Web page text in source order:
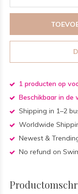
1 producten op
Beschikbaar in de
Shipping in 1–2
Worldwide
Newest &
No refund on